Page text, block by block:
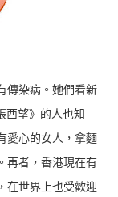
傳染病。她們看新
西望》的人也知
愛心的女人，拿麵
再者，香港現在有
在世界上也受歡迎